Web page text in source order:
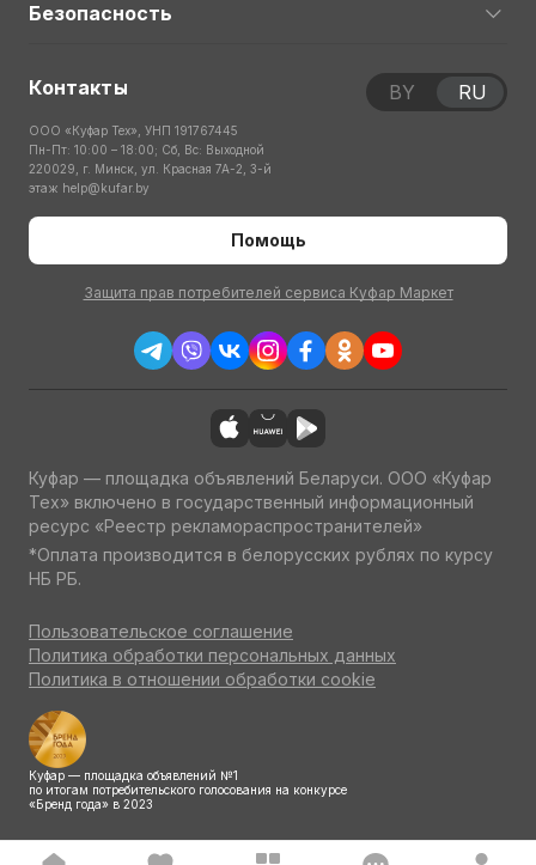
Безопасность
Контакты
ООО «Куфар Тех», УНП 191767445
Пн-Пт: 10:00 – 18:00; Сб, Вс: Выходной
220029, г. Минск, ул. Красная 7А-2, 3-й
этаж help@kufar.by
Помощь
Защита прав потребителей сервиса Куфар Маркет
BY RU
Куфар — площадка объявлений Беларуси. ООО «Куфар
Тех» включено в государственный информационный
ресурс «Реестр рекламораспространителей»
*Оплата производится в белорусских рублях по курсу
НБ РБ.
Пользовательское соглашение
Политика обработки персональных данных
Политика в отношении обработки cookie
Куфар — площадка объявлений №1
по итогам потребительского голосования на конкурсе
«Бренд года» в 2023